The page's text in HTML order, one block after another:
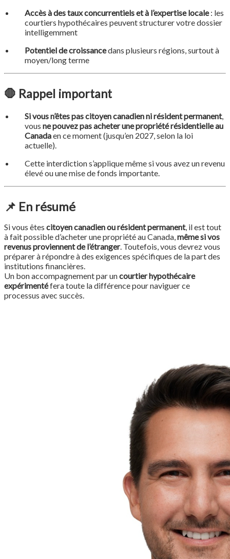
Accès à des taux concurrentiels et à l’expertise locale: les
courtiers hypothécaires peuvent structurer votre dossier
intelligemment
Potentiel de croissancedans plusieurs régions, surtout à
moyen/long terme
🛑 Rappel important
Si vous n’êtes pas citoyen canadien ni résident permanent,
vous ne pouvez pas acheter une propriété résidentielle au
Canadaen ce moment (jusqu’en 2027, selon la loi
actuelle).
Cette interdiction s’applique même si vous avez un revenu
élevé ou une mise de fonds importante.
📌 En résumé
Si vous êtes citoyen canadien ou résident permanent, il est tout
à fait possible d’acheter une propriété au Canada,même si vos
revenus proviennent de l’étranger. Toutefois, vous devrez vous
préparer à répondre à des exigences spécifiques de la part des
institutions financières.
Un bon accompagnement par uncourtier hypothécaire
expérimentéfera toute la différence pour naviguer ce
processus avec succès.